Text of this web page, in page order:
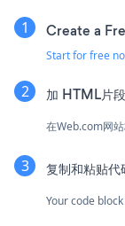
Create a
Start for free
加 HTML片段
在Web.com网
复制和粘贴代
Your code